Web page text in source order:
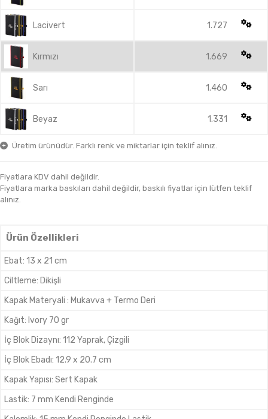
Lacivert 1.727
Kırmızı 1.669
Sarı 1.460
Beyaz 1.331
Üretim ürünüdür. Farklı renk ve miktarlar için teklif alınız.
Fiyatlara KDV dahil değildir.
Fiyatlara marka baskıları dahil değildir, baskılı fiyatlar için lütfen teklif
alınız.
Ürün Özellikleri
Ebat: 13 x 21 cm
Ciltleme: Dikişli
Kapak Materyali : Mukavva + Termo Deri
Kağıt: Ivory 70 gr
İç Blok Dizaynı: 112 Yaprak, Çizgili
İç Blok Ebadı: 12.9 x 20.7 cm
Kapak Yapısı: Sert Kapak
Lastik: 7 mm Kendi Renginde